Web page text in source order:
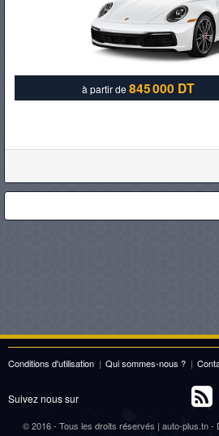
à partir de 845 000 DT
Conditions d'utilisation | Qui sommes-nous ? |
Suivez nous sur
© 2016 - Tous les droits réservés | auto-plus.tn -